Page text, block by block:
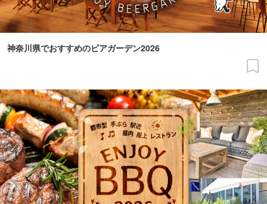
神奈川県でおすすめのビアガーデン2026